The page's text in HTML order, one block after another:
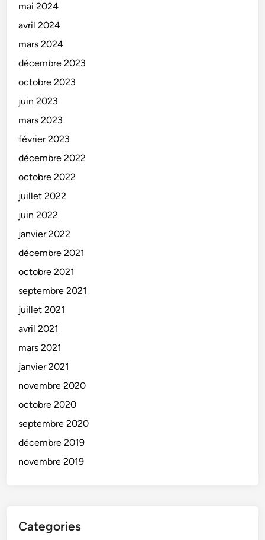
mai 2024
avril 2024
mars 2024
décembre 2023
octobre 2023
juin 2023
mars 2023
février 2023
décembre 2022
octobre 2022
juillet 2022
juin 2022
janvier 2022
décembre 2021
octobre 2021
septembre 2021
juillet 2021
avril 2021
mars 2021
janvier 2021
novembre 2020
octobre 2020
septembre 2020
décembre 2019
novembre 2019
Categories